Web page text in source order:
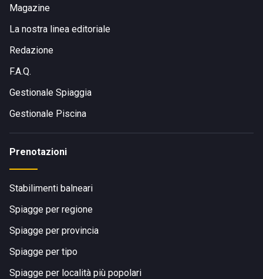
Magazine
La nostra linea editoriale
Redazione
F.A.Q.
Gestionale Spiaggia
Gestionale Piscina
Prenotazioni
Stabilimenti balneari
Spiagge per regione
Spiagge per provincia
Spiagge per tipo
Spiagge per località più popolari